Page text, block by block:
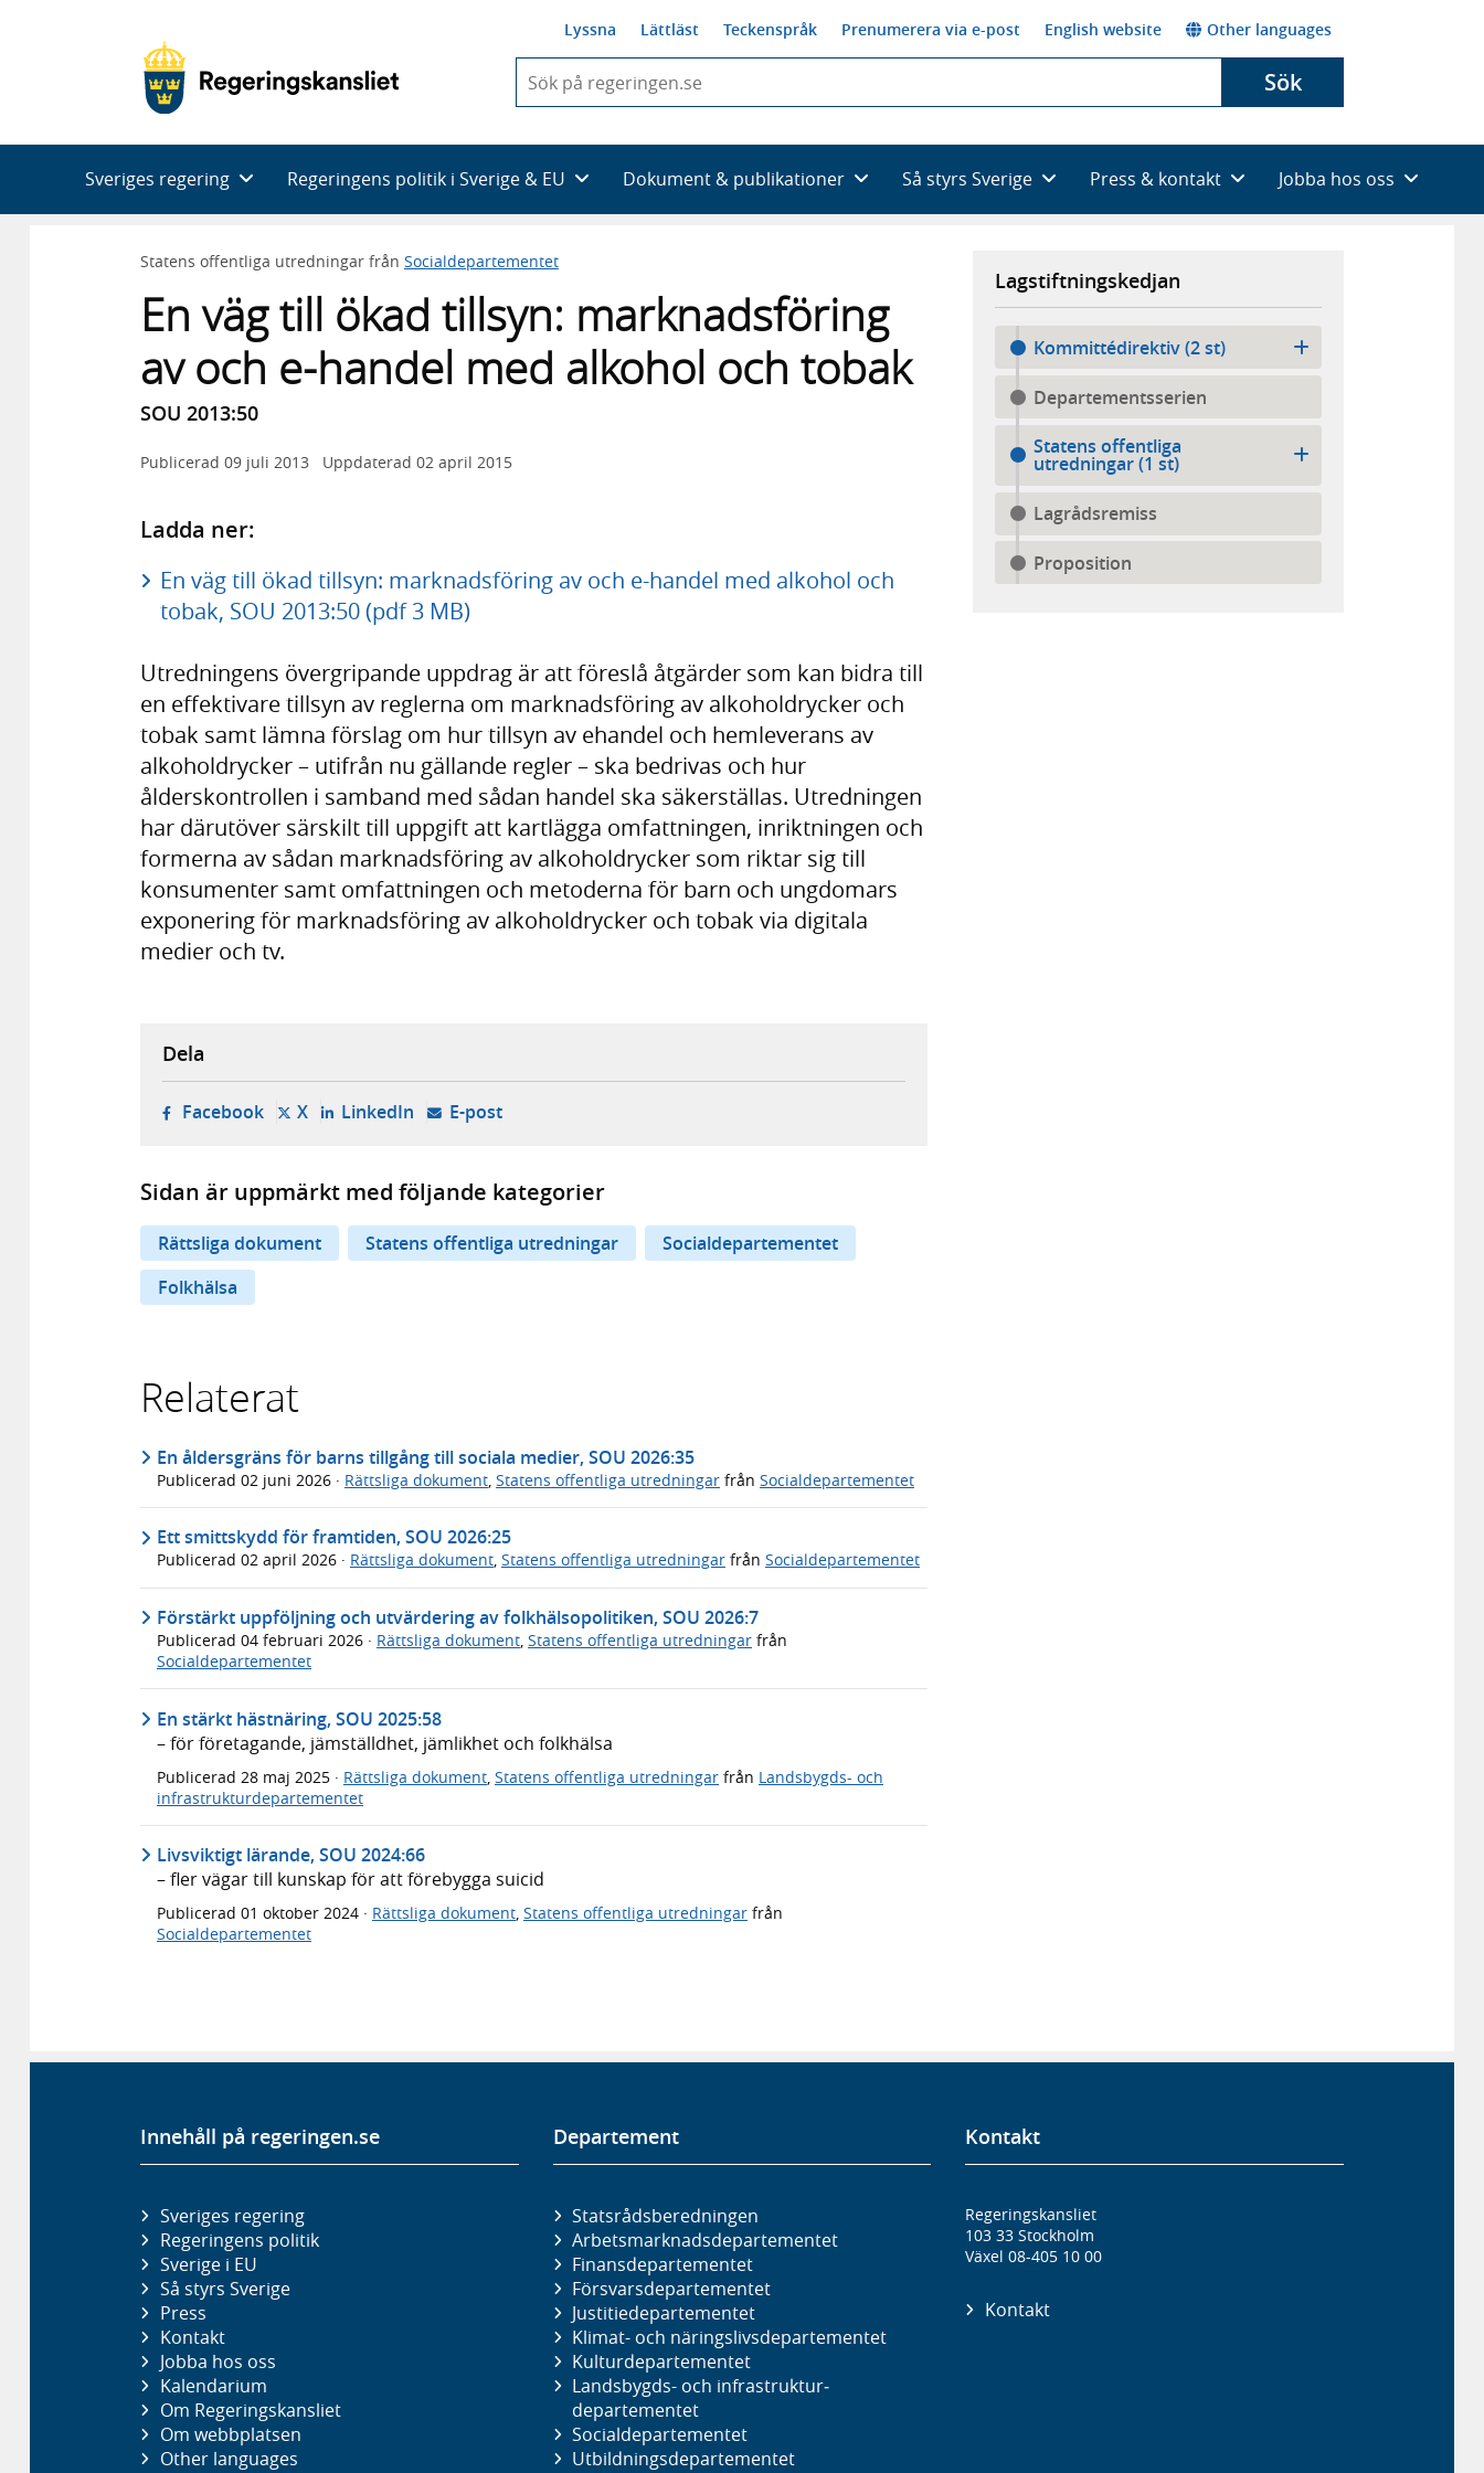
Lyssna Lättläst Teckenspråk Prenumerera via e-post English website Other languages
du
skriva
framträder
en
med
Sök
Sveriges regering Regeringens politik i Sverige & EU Dokument & publikationer Så styrs Sverige Press & kontakt Jobba hos oss
Statens offentliga utredningar från Socialdepartementet
En väg till ökad tillsyn: marknadsföring
av och e-handel med alkohol och tobak
SOU 2013:50
Publicerad 09 juli 2013 Uppdaterad 02 april 2015
Ladda ner:
En väg till ökad tillsyn: marknadsföring av och e-handel med alkohol och
tobak, SOU 2013:50 (pdf 3 MB)
Utredningens övergripande uppdrag är att föreslå åtgärder som kan bidra till
en effektivare tillsyn av reglerna om marknadsföring av alkoholdrycker och
tobak samt lämna förslag om hur tillsyn av ehandel och hemleverans av
alkoholdrycker – utifrån nu gällande regler – ska bedrivas och hur
ålderskontrollen i samband med sådan handel ska säkerställas. Utredningen
har därutöver särskilt till uppgift att kartlägga omfattningen, inriktningen och
formerna av sådan marknadsföring av alkoholdrycker som riktar sig till
konsumenter samt omfattningen och metoderna för barn och ungdomars
exponering för marknadsföring av alkoholdrycker och tobak via digitala
medier och tv.
Lagstiftningskedjan
Kommittédirektiv (2 st)
Departementsserien
Statens offentliga
utredningar (1 st)
Lagrådsremiss
Proposition
Dela
Facebook- öppnas i ny flik, extern webbplats,
X- öppnas i ny flik, extern webbplats,
LinkedIn- öppnas i ny flik, extern webbplats,
E-post- öppnar din e-postklient,
Sidan är uppmärkt med följande kategorier
Rättsliga dokument Statens offentliga utredningar
Socialdepartementet
Folkhälsa
Relaterat
En åldersgräns för barns tillgång till sociala medier, SOU 2026:35
Publicerad 02 juni 2026 · Rättsliga dokument Statens offentliga utredningar från Socialdepartementet
Ett smittskydd för framtiden, SOU 2026:25
Publicerad 02 april 2026 · Rättsliga dokument, Statens offentliga utredningar från Socialdepartementet
Förstärkt uppföljning och utvärdering av folkhälsopolitiken, SOU 2026:7
Publicerad 04 februari 2026 · Rättsliga dokument, Statens offentliga utredningar från
Socialdepartementet
En stärkt hästnäring, SOU 2025:58
– för företagande, jämställdhet, jämlikhet och folkhälsa
Publicerad 28 maj 2025 · Rättsliga dokument Statens offentliga utredningar från Landsbygds- och
infrastrukturdepartementet
Livsviktigt lärande, SOU 2024:66
– fler vägar till kunskap för att förebygga suicid
Publicerad 01 oktober 2024 · Rättsliga dokument, Statens offentliga utredningar från
Socialdepartementet
Innehåll på regeringen.se
Sveriges regering
Regeringens politik
Sverige i EU
Så styrs Sverige
Press
Kontakt
Jobba hos oss
Kalendarium
Om Regeringskansliet
Om webbplatsen
Other languages
Departement
Statsrådsberedningen
Arbetsmarknads­departementet
Finans­departementet
Försvars­departementet
Justitie­departementet
Klimat- och näringslivs­departementet
Kultur­departementet
Landsbygds- och infrastruktur­
departementet
Social­departementet
Utbildnings­departementet
Kontakt
Regeringskansliet
103 33 Stockholm
Växel 08-405 10 00
Kontakt